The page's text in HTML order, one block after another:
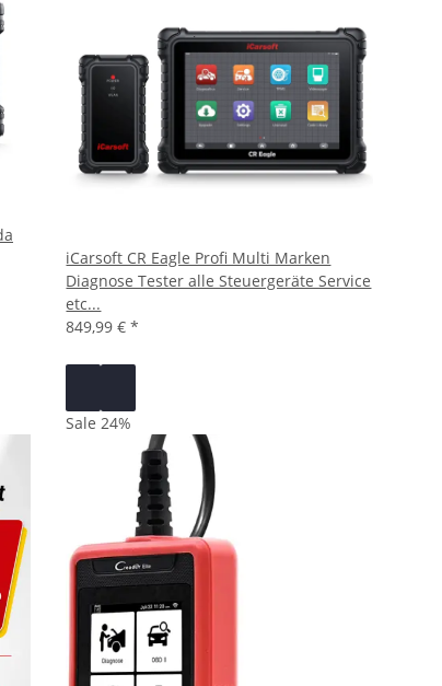
iCarsoft CR Eagle Profi Multi Marken
Diagnose Tester alle Steuergeräte Service
etc...
849,99 €*
Sale 24%